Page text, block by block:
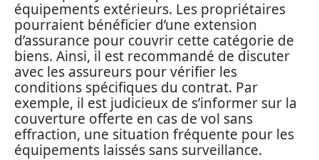
équipements extérieurs. Les propriétaires
pourraient bénéficier d’une extension
d’assurance pour couvrir cette catégorie de
biens. Ainsi, il est recommandé de discuter
avec les assureurs pour vérifier les
conditions spécifiques du contrat. Par
exemple, il est judicieux de s’informer sur la
couverture offerte en cas de vol sans
effraction, une situation fréquente pour les
équipements laissés sans surveillance.